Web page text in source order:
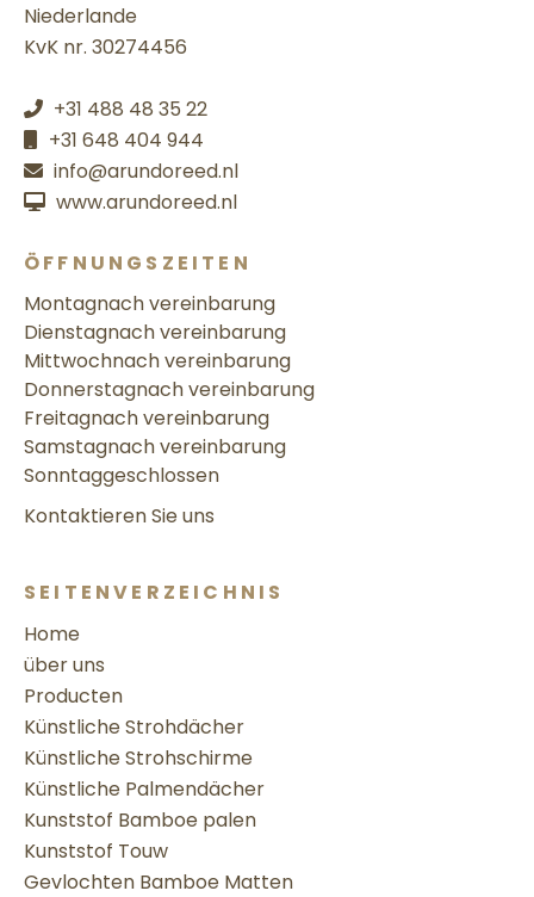
Niederlande
KvK nr. 30274456
+31 488 48 35 22
+31 648 404 944
info@arundoreed.nl
www.arundoreed.nl
ÖFFNUNGSZEITEN
Montagnach vereinbarung
Dienstagnach vereinbarung
Mittwochnach vereinbarung
Donnerstagnach vereinbarung
Freitagnach vereinbarung
Samstagnach vereinbarung
Sonntaggeschlossen
Kontaktieren Sie uns
SEITENVERZEICHNIS
Home
über uns
Producten
Künstliche Strohdächer
Künstliche Strohschirme
Künstliche Palmendächer
Kunststof Bamboe palen
Kunststof Touw
Gevlochten Bamboe Matten